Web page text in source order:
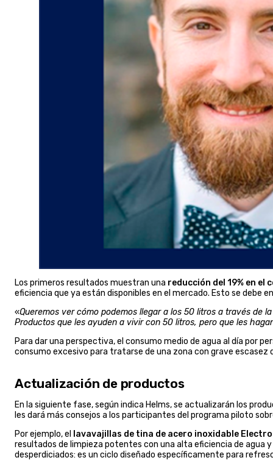
Los primeros resultados muestran una reducción del 19% en el
eficiencia que ya están disponibles en el mercado. Esto se debe
«Queremos ver cómo podemos llegar a los 50 litros a través de
Productos que les ayuden a vivir con 50 litros, pero que les
Para dar una perspectiva, el consumo medio de agua al día por
consumo excesivo para tratarse de una zona con grave escasez
Actualización de productos
En la siguiente fase, según indica Helms, se actualizarán los
les dará más consejos a los participantes del programa piloto
Por ejemplo, el
lavavajillas de tina de acero inoxidable
resultados de limpieza potentes con una alta eficiencia de agua
desperdiciados: es un ciclo diseñado específicamente para